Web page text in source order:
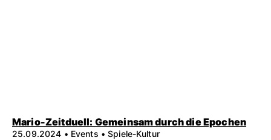
Mario-Zeitduell: Gemeinsam durch die Epochen
25.09.2024 • Events • Spiele-Kultur